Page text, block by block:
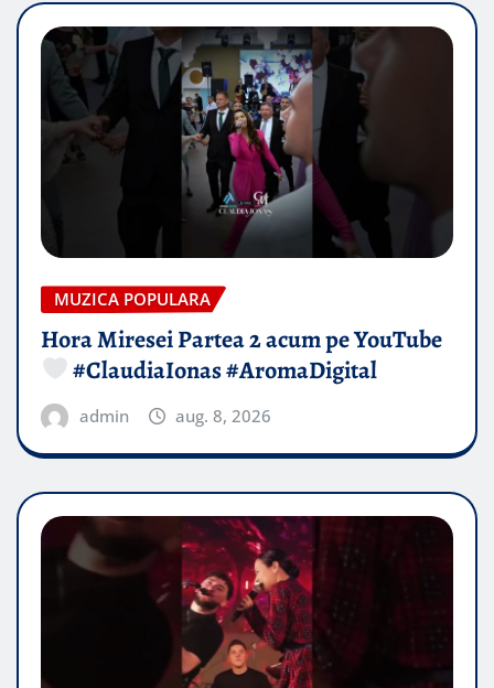
MUZICA POPULARA
Hora Miresei Partea 2 acum pe YouTube
#ClaudiaIonas #AromaDigital
admin aug. 8, 2026